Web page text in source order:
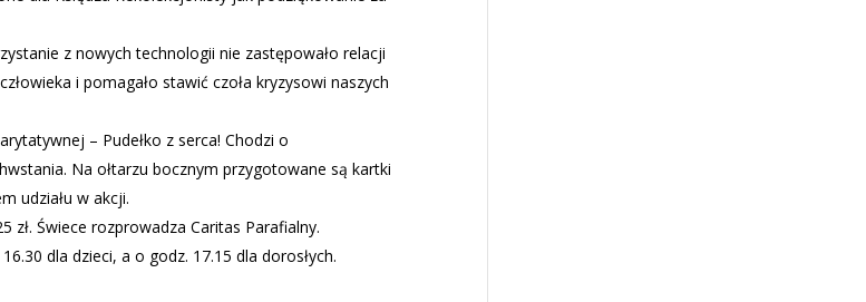
z nowych technologii nie zastępowało relacji
i pomagało stawić czoła kryzysowi naszych
– Pudełko z serca! Chodzi o
Na ołtarzu bocznym przygotowane są kartki
udziału w akcji.
zł. Świece rozprowadza Caritas Parafialny.
dla dzieci, a o godz. 17.15 dla dorosłych.